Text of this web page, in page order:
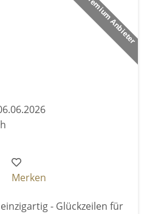
Premium Anbieter
Merken
- Glückzeilen für